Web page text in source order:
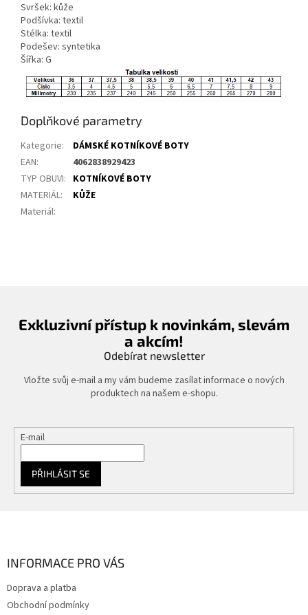
Svršek: kůže
Podšívka: textil
Stélka: textil
Podešev: syntetika
Šířka: G
Doplňkové parametry
Kategorie:
DÁMSKÉ KOTNÍKOVÉ BOTY
EAN:
4062838929423
TYP OBUVI: KOTNÍKOVÉ BOTY
MATERIÁL:
KŮŽE
Materiál:
Exkluzivní přístup k novinkám, slevám
a akcím!
Odebírat newsletter
Vložte svůj e-mail a my vám budeme zasílat informace o nových
produktech na našem e-shopu.
E-mail
PŘIHLÁSIT SE
INFORMACE PRO VÁS
Doprava a platba
Obchodní podmínky